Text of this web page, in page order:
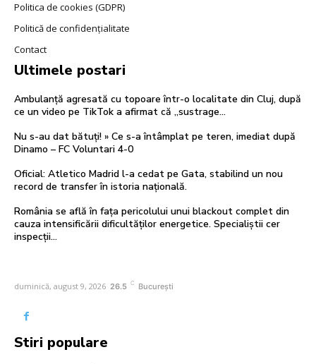
Politica de cookies (GDPR)
Politică de confidențialitate
Contact
Ultimele postari
Ambulanță agresată cu topoare într-o localitate din Cluj, după
ce un video pe TikTok a afirmat că „sustrage…
Nu s-au dat bătuți! » Ce s-a întâmplat pe teren, imediat după
Dinamo – FC Voluntari 4-0
Oficial: Atletico Madrid l-a cedat pe Gata, stabilind un nou
record de transfer în istoria națională.
România se află în fața pericolului unui blackout complet din
cauza intensificării dificultăților energetice. Specialiștii cer
inspecții…
duminică, august 9, 2026 26.5 C București
Stiri populare